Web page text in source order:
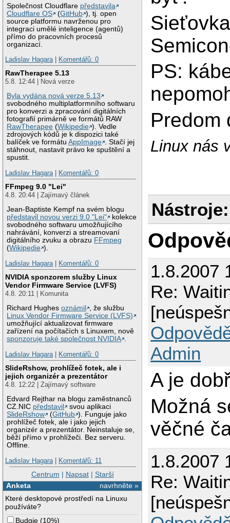
Společnost Cloudflare představila
Cloudflare OS
(GitHub ), tj. open
source platformu navrženou pro
integraci umělé inteligence (agentů)
přímo do pracovních procesů
organizací.
Ladislav Hagara| Komentářů: 0
RawTherapee 5.13
5.8. 12:44 | Nová verze
Byla vydána nová verze 5.13
svobodného multiplatformního softwaru
pro konverzi a zpracování digitálních
fotografií primárně ve formátů RAW
RawTherapee (Wikipedie ). Vedle
zdrojových kódů je k dispozici také
balíček ve formátuAppImage . Stačí jej
stáhnout, nastavit právo ke spuštění a
spustit.
Ladislav Hagara| Komentářů: 0
FFmpeg 9.0 "Lei"
4.8. 20:44 | Zajímavý článek
Jean-Baptiste Kempf na svém blogu
představil novou verzi 9.0 "Lei"
kolekce
svobodného softwaru umožňujícího
nahrávání, konverzi a streamovaní
digitálního zvuku a obrazu FFmpeg
(Wikipedie ).
Ladislav Hagara| Komentářů: 0
NVIDIA sponzorem služby Linux
Vendor Firmware Service (LVFS)
4.8. 20:11 | Komunita
Richard Hughesoznámil
, že službu
Linux Vendor Firmware Service (LVFS)
umožňující aktualizovat firmware
zařízení na počítačích s Linuxem, nově
sponzoruje také společnost NVIDIA .
Ladislav Hagara| Komentářů: 0
SlideRshow, prohlížeč fotek, ale i
jejich organizér a prezentátor
4.8. 12:22 | Zajímavý software
Edvard Rejthar na blogu zaměstnanců
CZ.NIC představil
svou aplikaci
SlideRshow
(GitHub ). Funguje jako
prohlížeč fotek, ale i jako jejich
organizér a prezentátor. Neinstaluje se,
běží přímo v prohlížeči. Bez serveru.
Offline.
Ladislav Hagara| Komentářů: 11
Centrum | Napsat| Starší
navrhněte »
Anketa
Které desktopové prostředí na Linuxu
používáte?
Budgie (10%)
PS:
Predom
Linux nás
Nástroje:
1.8.2007
Re:
Admin
A je
Možná
věčné
1.8.2007
Re: